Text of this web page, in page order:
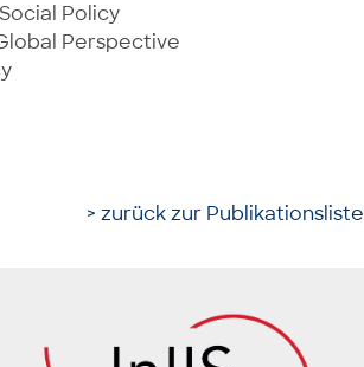
Policy
Perspective
> zurück zur Publikationsliste